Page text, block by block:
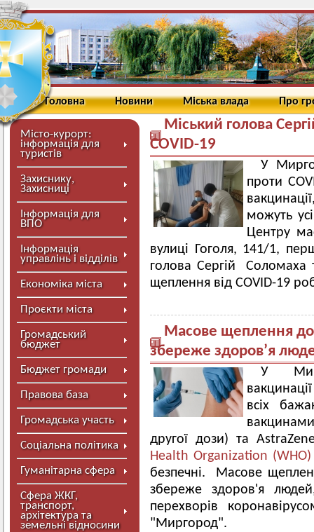
Головна Новини Міська влада Про
Місто-курорт:
інформація для
туристів
Захиснику,
Захисниці
Інформація для
ВПО
Інформація
управлінь і відділів
Економіка міста
Проєкти міста
Громадський
бюджет
Бюджет громади
Правова база
Громадська участь
Соціальна політика
Гуманітарна сфера
Сфера ЖКГ,
транспорт,
архітектура та
земельні відносини
Міський голова
COVID-19
У
проти
можуть
Центру
вулиці Гоголя, 141/1,
голова Сергій
щеплення від COVID-19
Масове щеплення
збереже здоров’я
У
всіх
другої дози) та
Health Organization (WHO)
безпечні. Масове
збереже здоров'я
перехворів
"Миргород".